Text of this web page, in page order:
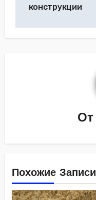
конструкции
От
Похожие Записи